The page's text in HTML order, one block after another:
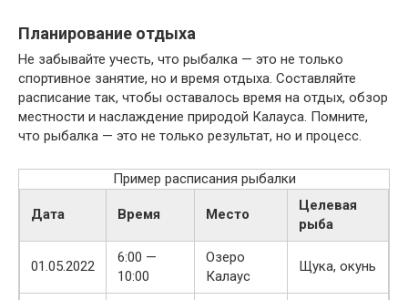
Планирование отдыха
Не забывайте учесть, что рыбалка — это не только
спортивное занятие, но и время отдыха. Составляйте
расписание так, чтобы оставалось время на отдых, обзор
местности и наслаждение природой Калауса. Помните,
что рыбалка — это не только результат, но и процесс.
Пример расписания рыбалки
Дата Время Место
Целевая
рыба
01.05.2022
6:00 —
10:00
Озеро
Калаус
Щука, окунь